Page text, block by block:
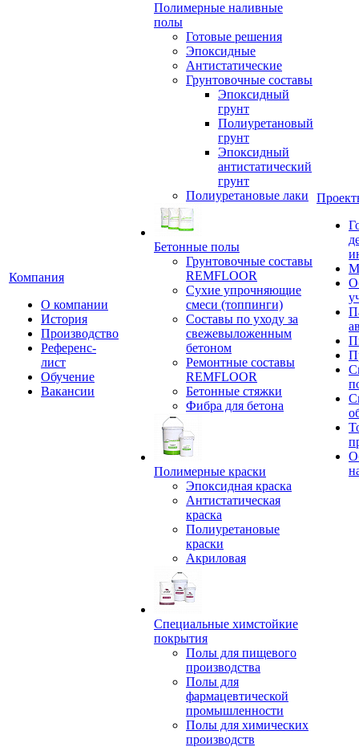
Компания
О компании
История
Производство
Референс-
лист
Обучение
Вакансии
Полимерные наливные
полы
Готовые решения
Эпоксидные
Антистатические
Грунтовочные составы
Эпоксидный
грунт
Полиуретановый
грунт
Эпоксидный
антистатический
грунт
Полиуретановые лаки
Бетонные полы
Грунтовочные составы
REMFLOOR
Сухие упрочняющие
смеси (топпинги)
Составы по уходу за
свежевыложенным
бетоном
Ремонтные составы
REMFLOOR
Бетонные стяжки
Фибра для бетона
Полимерные краски
Эпоксидная краска
Антистатическая
краска
Полиуретановые
краски
Акриловая
Специальные химстойкие
покрытия
Полы для пищевого
производства
Полы для
фармацевтической
промышленности
Полы для химических
производств